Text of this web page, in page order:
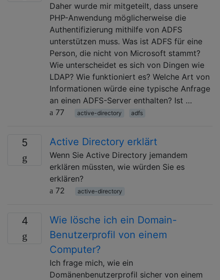
Daher wurde mir mitgeteilt, dass unsere
PHP-Anwendung möglicherweise die
Authentifizierung mithilfe von ADFS
unterstützen muss. Was ist ADFS für eine
Person, die nicht von Microsoft stammt?
Wie unterscheidet es sich von Dingen wie
LDAP? Wie funktioniert es? Welche Art von
Informationen würde eine typische Anfrage
an einen ADFS-Server enthalten? Ist …
77
active-directory adfs
5 Active Directory erklärt
Wenn Sie Active Directory jemandem
erklären müssten, wie würden Sie es
erklären?
72
active-directory
4
Wie lösche ich ein Domain-
Benutzerprofil von einem
Computer?
Ich frage mich, wie ein
Domänenbenutzerprofil sicher von einem